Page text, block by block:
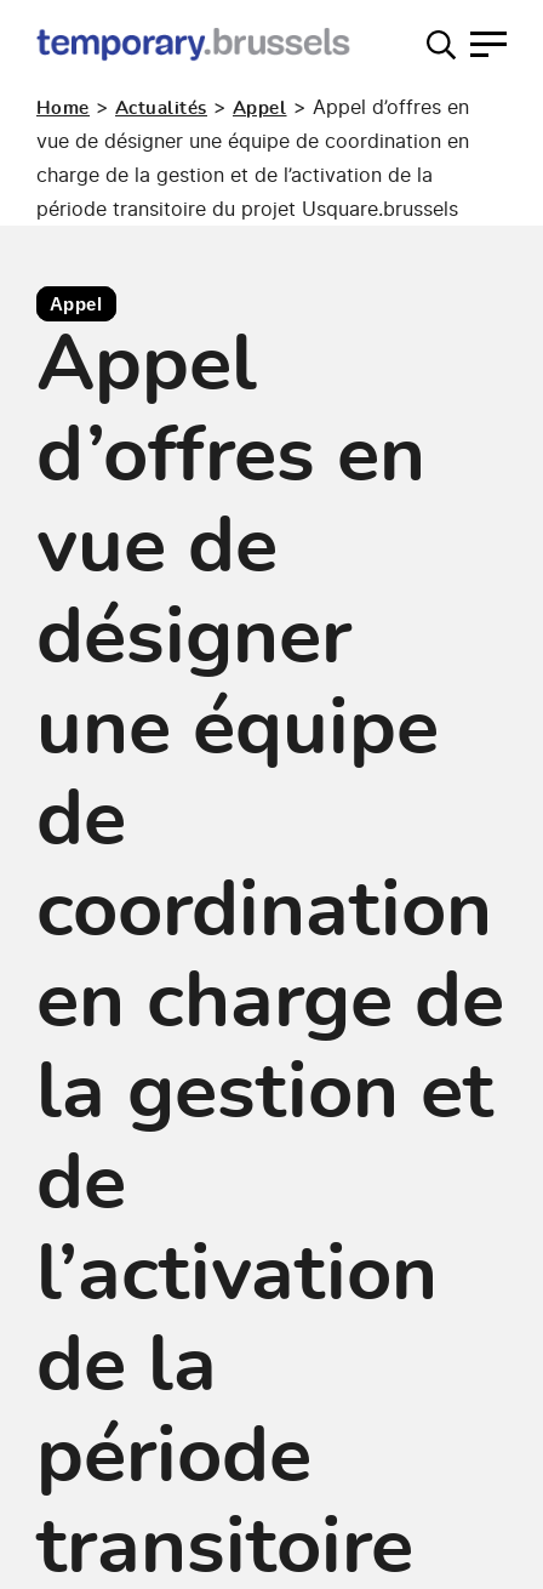
occupation
Home > Actualités > Appel > Appel d’offres en
vue de désigner une équipe de coordination en
charge de la gestion et de l’activation de la
période transitoire du projet Usquare.brussels
Appel
Appel
d’offres en
vue de
désigner
une équipe
de
coordination
en charge de
la gestion et
de
l’activation
de la
période
transitoire